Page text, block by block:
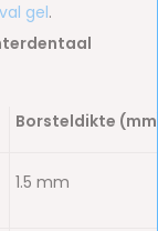
gel.
Borsteldikte
1.5 mm